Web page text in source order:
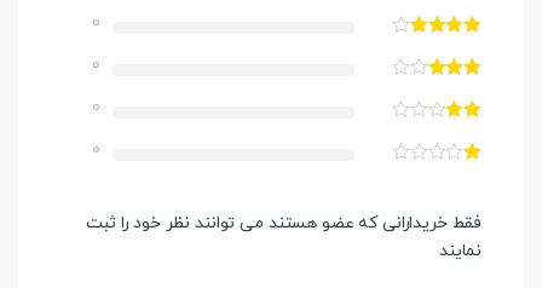
0
0
0
0
فقط خریدارانی که عضو هستند می توانند نظر خود را ثبت
نمایند